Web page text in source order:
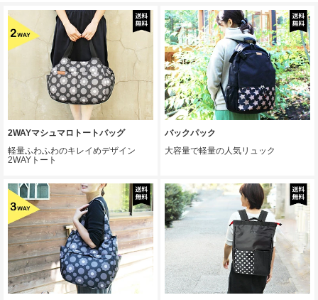
2WAYマシュマロトートバッグ
軽量ふわふわのキレイめデザイン
2WAYトート
バックパック
大容量で軽量の人気リュック